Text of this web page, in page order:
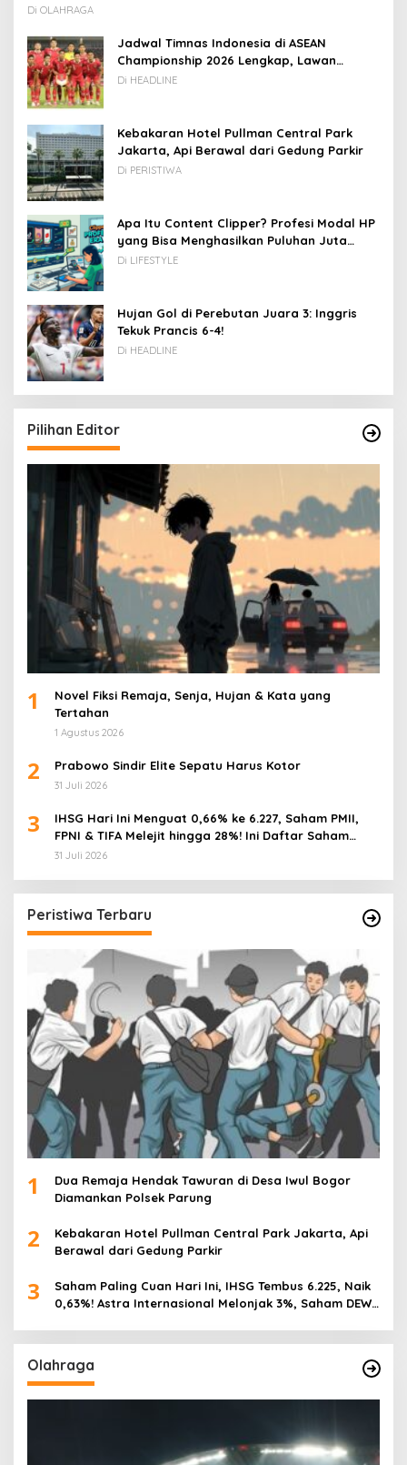
Di OLAHRAGA
Jadwal Timnas Indonesia di ASEAN
Championship 2026 Lengkap, Lawan
Kamboja hingga Vietnam
Di HEADLINE
Kebakaran Hotel Pullman Central Park
Jakarta, Api Berawal dari Gedung Parkir
Di PERISTIWA
Apa Itu Content Clipper? Profesi Modal HP
yang Bisa Menghasilkan Puluhan Juta
Rupiah
Di LIFESTYLE
Hujan Gol di Perebutan Juara 3: Inggris
Tekuk Prancis 6-4!
Di HEADLINE
Pilihan Editor
1
Novel Fiksi Remaja, Senja, Hujan & Kata yang
Tertahan
1 Agustus 2026
2 Prabowo Sindir Elite Sepatu Harus Kotor
31 Juli 2026
3
IHSG Hari Ini Menguat 0,66% ke 6.227, Saham PMII,
FPNI & TIFA Melejit hingga 28%! Ini Daftar Saham
Paling Cuan & Volume Tertinggi 31 Juli 2026
31 Juli 2026
Peristiwa Terbaru
1
Dua Remaja Hendak Tawuran di Desa Iwul Bogor
Diamankan Polsek Parung
2
Kebakaran Hotel Pullman Central Park Jakarta, Api
Berawal dari Gedung Parkir
3
Saham Paling Cuan Hari Ini, IHSG Tembus 6.225, Naik
0,63%! Astra Internasional Melonjak 3%, Saham DEWA
Olahraga